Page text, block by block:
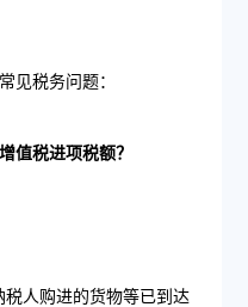
见税务问题：
值税进项税额？
税人购进的货物等已到达